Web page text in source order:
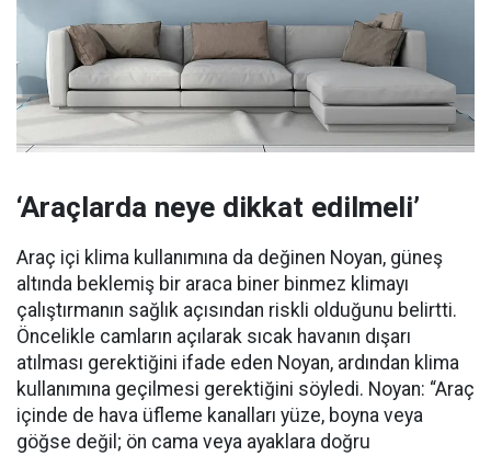
‘Araçlarda neye dikkat edilmeli’
Araç içi klima kullanımına da değinen Noyan, güneş
altında beklemiş bir araca biner binmez klimayı
çalıştırmanın sağlık açısından riskli olduğunu belirtti.
Öncelikle camların açılarak sıcak havanın dışarı
atılması gerektiğini ifade eden Noyan, ardından klima
kullanımına geçilmesi gerektiğini söyledi. Noyan: “Araç
içinde de hava üfleme kanalları yüze, boyna veya
göğse değil; ön cama veya ayaklara doğru